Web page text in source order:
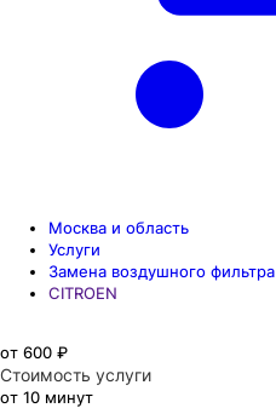
Москва и область
Услуги
Замена воздушного фильтра
CITROEN
от 600 ₽
Стоимость услуги
от 10 минут